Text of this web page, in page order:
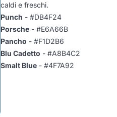
caldi e freschi.
Punch - #DB4F24
Porsche - #E6A66B
Pancho - #F1D2B6
Blu Cadetto - #A8B4C2
Smalt Blue - #4F7A92